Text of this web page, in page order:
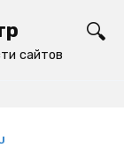
сайтов